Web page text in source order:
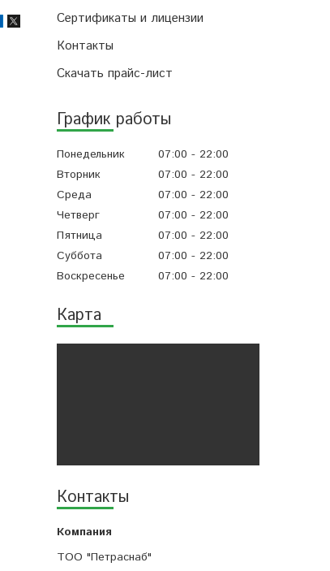
Сертификаты и лицензии
Контакты
Скачать прайс-лист
График работы
Понедельник 07:00
22:00
Вторник
07:00
22:00
Среда
07:00
22:00
Четверг
07:00
22:00
Пятница
07:00
22:00
Суббота
07:00
22:00
Воскресенье
07:00 22:00
Карта
Контакты
ТОО "Петраснаб"